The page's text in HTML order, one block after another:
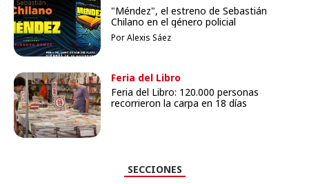
"Méndez", el estreno de Sebastián
Chilano en el género policial
Por Alexis Sáez
Feria del Libro
Feria del Libro: 120.000 personas
recorrieron la carpa en 18 días
SECCIONES